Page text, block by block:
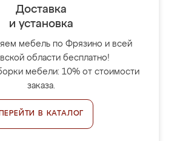
Доставка
и установка
мебель по Фрязино и всей
области бесплатно!
мебели: 10% от стоимости
заказа.
ПЕРЕЙТИ В КАТАЛОГ